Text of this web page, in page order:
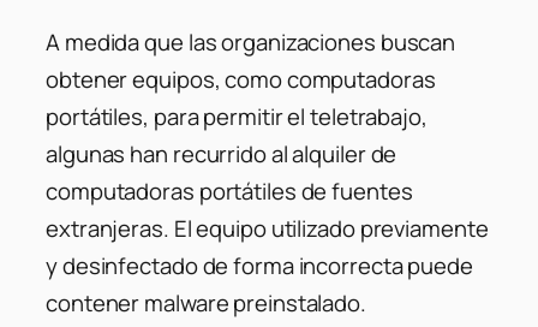
A medida que las organizaciones buscan
obtener equipos, como computadoras
portátiles, para permitir el teletrabajo,
algunas han recurrido al alquiler de
computadoras portátiles de fuentes
extranjeras. El equipo utilizado previamente
y desinfectado de forma incorrecta puede
contener malware preinstalado.